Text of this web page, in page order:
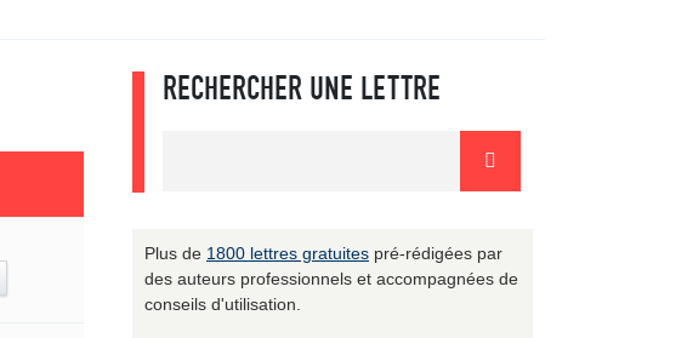
RECHERCHER UNE LETTRE
Plus de 1800 lettres gratuites pré-rédigées par
des auteurs professionnels et accompagnées de
conseils d'utilisation.